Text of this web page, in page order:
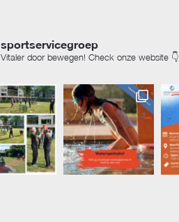
sportservicegroep
Vitaler door bewegen! Check onze website 👇